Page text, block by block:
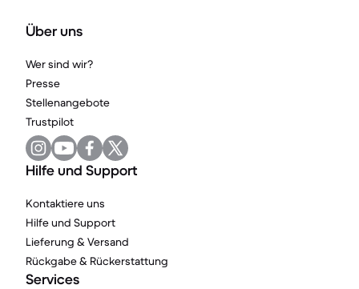
Über uns
Wer sind wir?
Presse
Stellenangebote
Trustpilot
Hilfe und Support
Kontaktiere uns
Hilfe und Support
Lieferung & Versand
Rückgabe & Rückerstattung
Services